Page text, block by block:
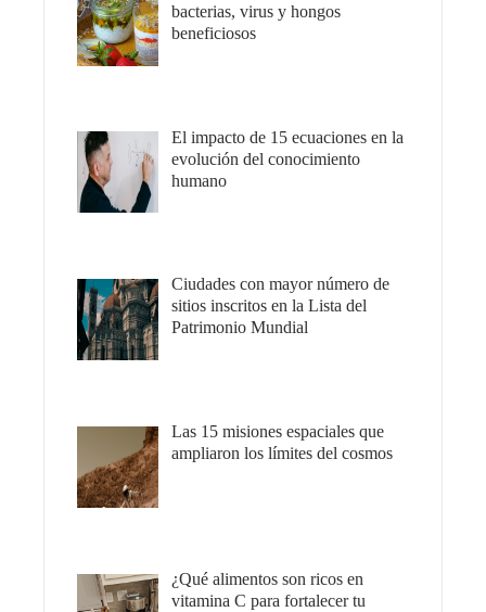
bacterias, virus y hongos
beneficiosos
El impacto de 15 ecuaciones en la
evolución del conocimiento
humano
Ciudades con mayor número de
sitios inscritos en la Lista del
Patrimonio Mundial
Las 15 misiones espaciales que
ampliaron los límites del cosmos
¿Qué alimentos son ricos en
vitamina C para fortalecer tu